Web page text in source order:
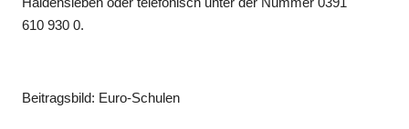
610 930 0.
Beitragsbild: Euro-Schulen